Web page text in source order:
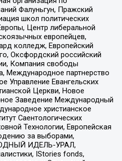
Фалуньгун, Пражский
школ политических
Центр либеральной
европейцев,
колледж, Европейский
Оксфордский российский
Компания свободы
Международное партнерство
Управление Евангельских
Церкви, Новое
Заведение Международный
христианское
Саентологических
Технологии, Европейская
за выборами,
ИДЕЛЬ-УРАЛ,
IStories fonds,